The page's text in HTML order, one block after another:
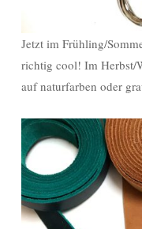
Jetzt im Frühling/
richtig cool! Im Herbst/
auf naturfarben oder